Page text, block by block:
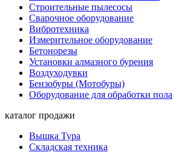
Строительные пылесосы
Сварочное оборудование
Вибротехника
Измерительное оборудование
Бетонорезы
Установки алмазного бурения
Воздуходувки
Бензобуры (Мотобуры)
Оборудование для обработки пола
каталог продажи
Вышка Тура
Складская техника